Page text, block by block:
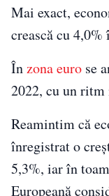
Mai exact,
crească cu
Înzona euro se
2022, cu un ritm
Reamintim că
înregistrat o
5,3%, iar în
Europeană